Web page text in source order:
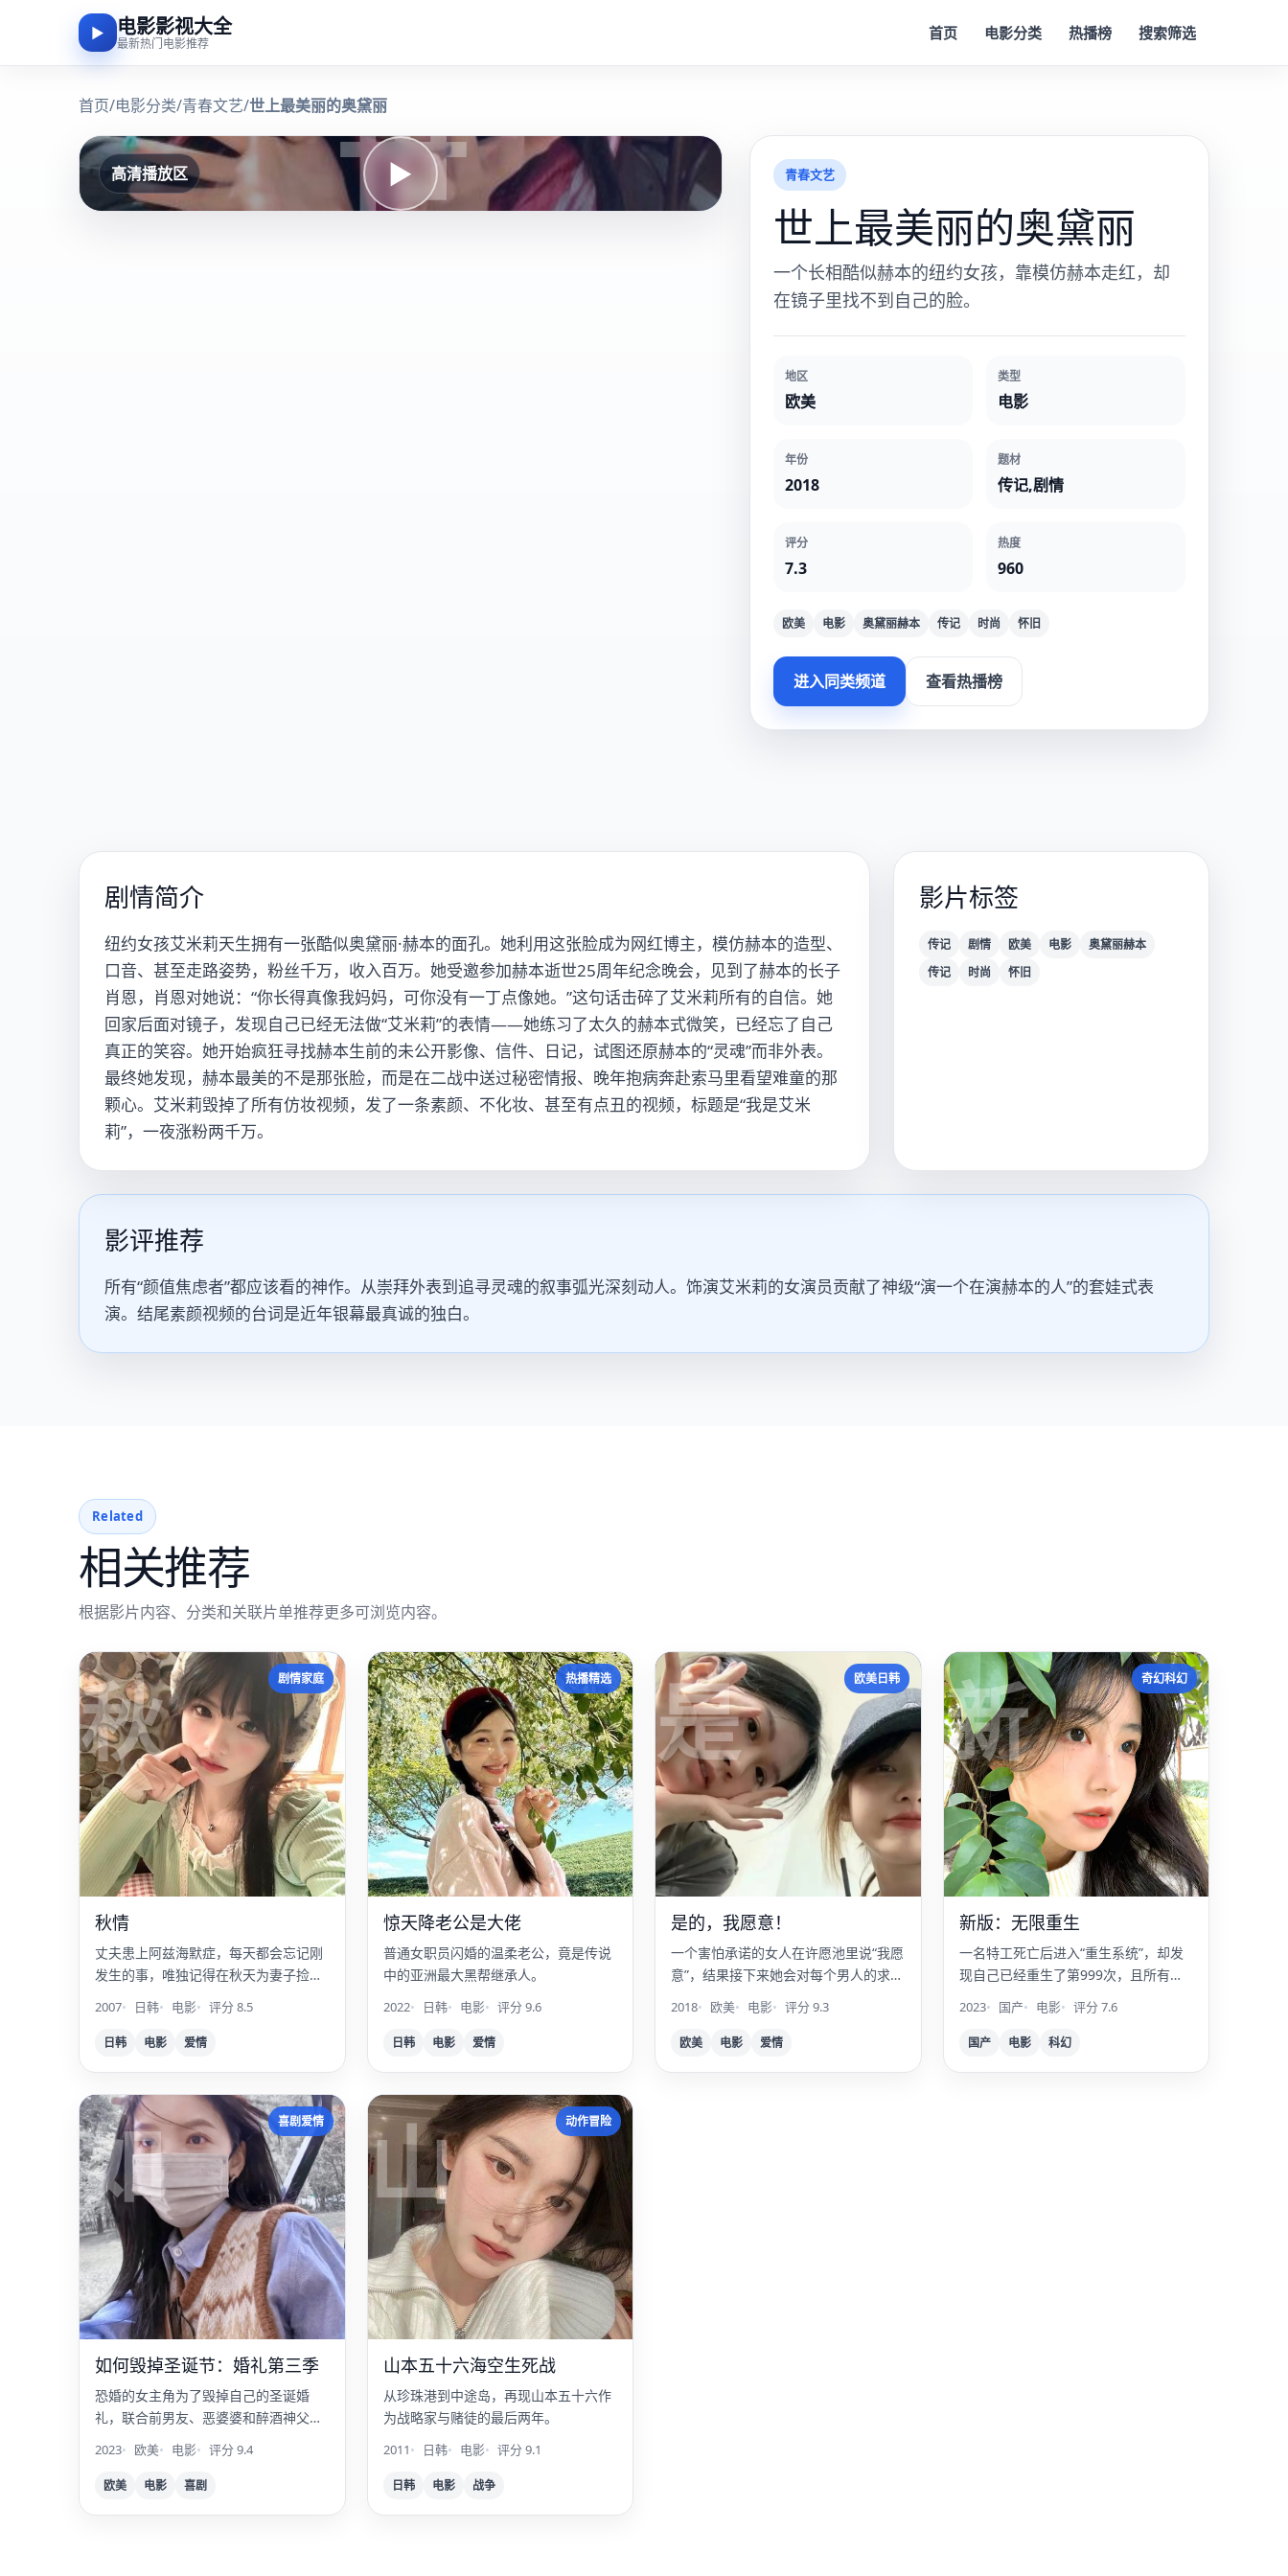
▶ 电影影视大全
最新热门电影推荐
首页 电影分类 热播榜 搜索筛选
首页/电影分类/青春文艺/世上最美丽的奥黛丽世
▶
高清播放区 青春文艺
世上最美丽的奥黛丽
一个长相酷似赫本的纽约女孩，靠模仿赫本走红，却
在镜子里找不到自己的脸。
地区
欧美
类型
电影
年份
2018
题材
传记,剧情
评分
7.3
热度
960
欧美 电影 奥黛丽赫本 传记 时尚 怀旧
进入同类频道 查看热播榜
剧情简介
纽约女孩艾米莉天生拥有一张酷似奥黛丽·赫本的面孔。她利用这张脸成为网红博主，模仿赫本的造型、
口音、甚至走路姿势，粉丝千万，收入百万。她受邀参加赫本逝世25周年纪念晚会，见到了赫本的长子
肖恩，肖恩对她说：“你长得真像我妈妈，可你没有一丁点像她。”这句话击碎了艾米莉所有的自信。她
回家后面对镜子，发现自己已经无法做“艾米莉”的表情——她练习了太久的赫本式微笑，已经忘了自己
真正的笑容。她开始疯狂寻找赫本生前的未公开影像、信件、日记，试图还原赫本的“灵魂”而非外表。
最终她发现，赫本最美的不是那张脸，而是在二战中送过秘密情报、晚年抱病奔赴索马里看望难童的那
颗心。艾米莉毁掉了所有仿妆视频，发了一条素颜、不化妆、甚至有点丑的视频，标题是“我是艾米
莉”，一夜涨粉两千万。
影片标签
传记 剧情 欧美 电影
奥黛丽赫本
传记
时尚 怀旧
影评推荐
所有“颜值焦虑者”都应该看的神作。从崇拜外表到追寻灵魂的叙事弧光深刻动人。饰演艾米莉的女演员贡献了神级“演一个在演赫本的人”的套娃式表
演。结尾素颜视频的台词是近年银幕最真诚的独白。
Related
相关推荐
根据影片内容、分类和关联片单推荐更多可浏览内容。
秋 剧情家庭
秋情
丈夫患上阿兹海默症，每天都会忘记刚
发生的事，唯独记得在秋天为妻子捡一
2007 日韩 电影 评分 8.5
日韩 电影 爱情
惊 热播精选
惊天降老公是大佬
普通女职员闪婚的温柔老公，竟是传说
中的亚洲最大黑帮继承人。
2022 日韩 电影 评分 9.6
日韩 电影 爱情
是 欧美日韩
是的，我愿意！
一个害怕承诺的女人在许愿池里说“我愿
意”，结果接下来她会对每个男人的求婚
都说“是”。
2018 欧美 电影 评分 9.3
欧美 电影 爱情
新 奇幻科幻
新版：无限重生
一名特工死亡后进入“重生系统”，却发
现自己已经重生了第999次，且所有记
忆都是被植入的。
2023 国产 电影 评分 7.6
国产 电影 科幻
如 喜剧爱情
如何毁掉圣诞节：婚礼第三季
恐婚的女主角为了毁掉自己的圣诞婚
礼，联合前男友、恶婆婆和醉酒神父，
上演终极破坏计划。
2023 欧美 电影 评分 9.4
欧美 电影 喜剧
山 动作冒险
山本五十六海空生死战
从珍珠港到中途岛，再现山本五十六作
为战略家与赌徒的最后两年。
2011 日韩 电影 评分 9.1
日韩 电影 战争